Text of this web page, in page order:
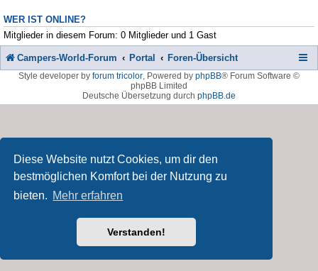
Diese Website nutzt Cookies, um dir den
bestmöglichen Komfort bei der Nutzung zu
bieten. Mehr erfahren
Verstanden!
WER IST ONLINE?
Mitglieder in diesem Forum: 0 Mitglieder und 1 Gast
Campers-World-Forum Portal Foren-Übersicht
Style developer by forum tricolor, Powered by phpBB® Forum Software ©
phpBB Limited
Deutsche Übersetzung durch phpBB.de